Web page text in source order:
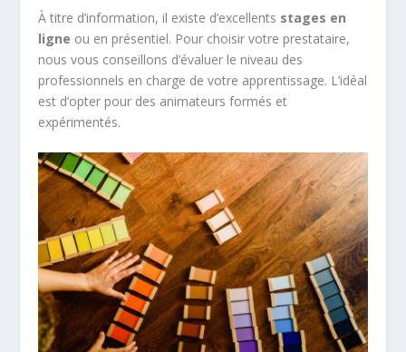
À titre d’information, il existe d’excellents stages en
ligne ou en présentiel. Pour choisir votre prestataire,
nous vous conseillons d’évaluer le niveau des
professionnels en charge de votre apprentissage. L’idéal
est d’opter pour des animateurs formés et
expérimentés.